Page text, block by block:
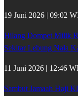
19 Juni 2026 | 09:02
Hilang Dompet Milik
Sekitar Lebung Nala
11 Juni 2026 | 12:46
Sambut Jamaah Haji